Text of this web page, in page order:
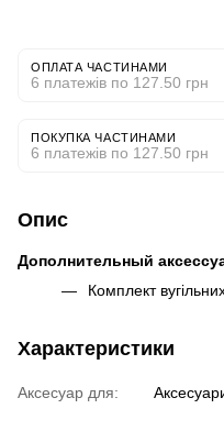
ОПЛАТА ЧАСТИНАМИ
6 платежів по 127.50 грн
ПОКУПКА ЧАСТИНАМИ
6 платежів по 127.50 грн
Опис
Дополнительный
Комплект
Характеристики
Аксесуар для: